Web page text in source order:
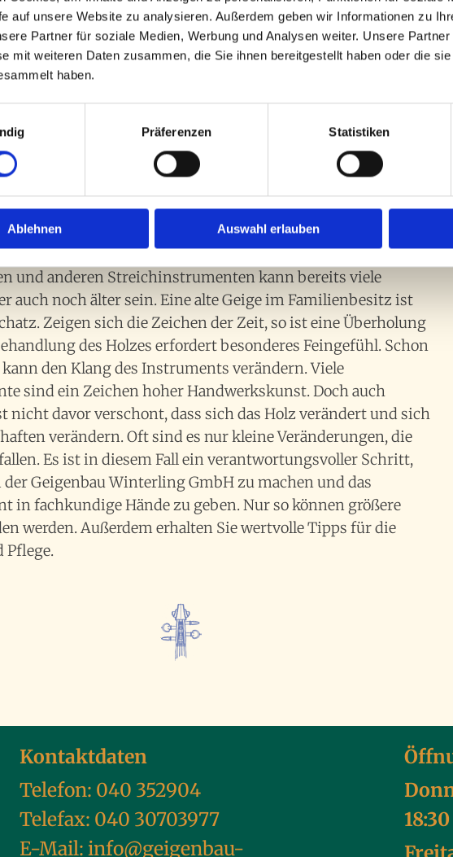
auf unsere Website zu analysieren. Außerdem geben wir Informationen zu
Partner für soziale Medien, Werbung und Analysen weiter. Unsere
mit weiteren Daten zusammen, die Sie ihnen bereitgestellt haben oder die
haben.
Präferenzen Statistiken
Ablehnen Auswahl erlauben
können spezielle Saiten auf das Instrument
die zum individuellen Spiel des Musikers passen. Der
des Instruments. Dies unterscheidet das nahe gelegene
Hamburg oder dem Werkstattort in Walsrode. Eine
ist ein wichtiger Aspekt in der Arbeit des Geigenbauers. Die
die Höhe des Stegs und die Auswahl der Saiten haben
den Klang.
Instrumenten
und anderen Streichinstrumenten kann bereits viele
auch noch älter sein. Eine alte Geige im Familienbesitz ist
Zeigen sich die Zeichen der Zeit, so ist eine Überholung
des Holzes erfordert besonderes Feingefühl. Schon
den Klang des Instruments verändern. Viele
sind ein Zeichen hoher Handwerkskunst. Doch auch
nicht davor verschont, dass sich das Holz verändert und sich
verändern. Oft sind es nur kleine Veränderungen, die
Es ist in diesem Fall ein verantwortungsvoller Schritt,
Geigenbau Winterling GmbH zu machen und das
in fachkundige Hände zu geben. Nur so können größere
werden. Außerdem erhalten Sie wertvolle Tipps für die
Pflege.
Kontaktdaten
Telefon: 040 352904
Telefax: 040 30703977
E-Mail: info@geigenbau-